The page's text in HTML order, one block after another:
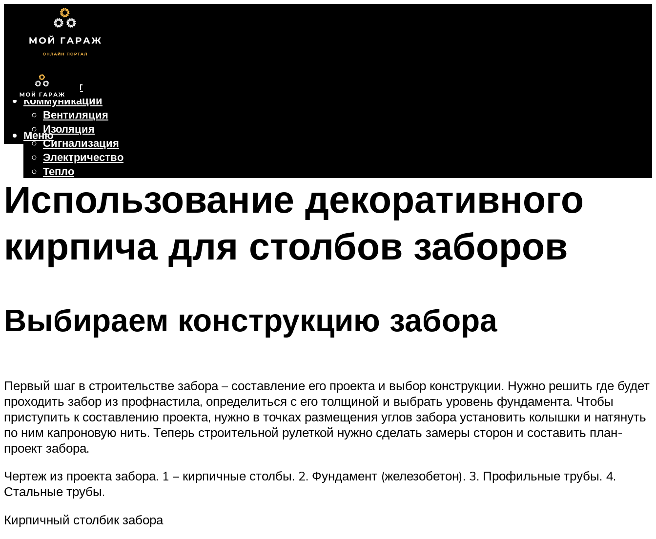
Фундамент
Коммуникации
Вентиляция
Изоляция
Сигнализация
Электричество
Тепло
Крыша
Ворота
Меню
Использование декоративного
кирпича для столбов заборов
Выбираем конструкцию забора
Первый шаг в строительстве забора – составление его проекта и выбор конструкции. Нужно решить где будет
проходить забор из профнастила, определиться с его толщиной и выбрать уровень фундамента. Чтобы
приступить к составлению проекта, нужно в точках размещения углов забора установить колышки и натянуть
по ним капроновую нить. Теперь строительной рулеткой нужно сделать замеры сторон и составить план-
проект забора.
Чертеж из проекта забора. 1 – кирпичные столбы. 2. Фундамент (железобетон). 3. Профильные трубы. 4.
Стальные трубы.
Кирпичный столбик забора